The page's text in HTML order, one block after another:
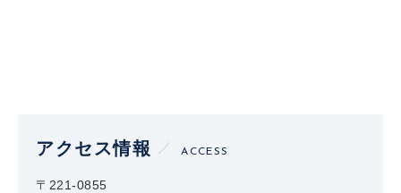
アクセス情報 ACCESS
〒221-0855